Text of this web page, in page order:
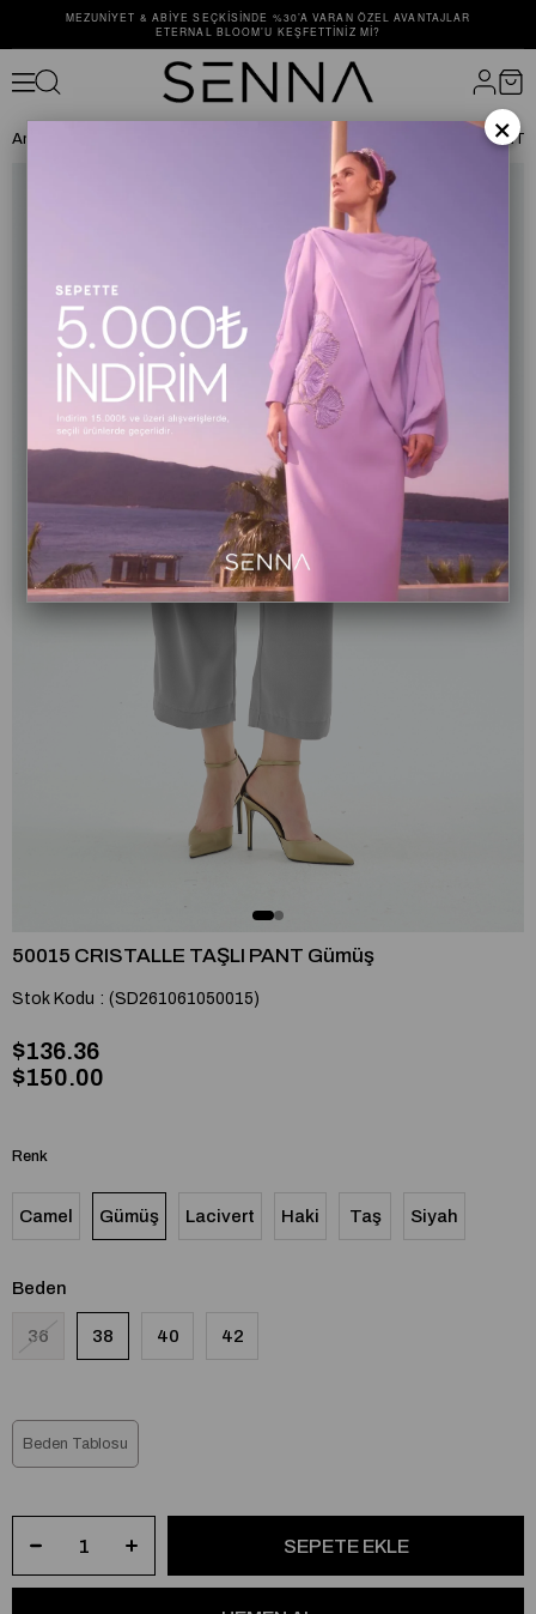
MEZUNIYET & ABIYE SEÇKISINDE %30’A VARAN ÖZEL AVANTAJLAR
ETERNAL BLOOM’U KEŞFETTINIZ MI?
Anasayfa 50015 CRISTALLE TAŞLI PANT
50015 CRISTALLE TAŞLI PANT Gümüş
Stok Kodu (SD261061050015)
$136.36
$150.00
Renk
Camel Gümüş Lacivert Haki Taş Siyah
Beden
36 38 40 42
Beden Tablosu
×